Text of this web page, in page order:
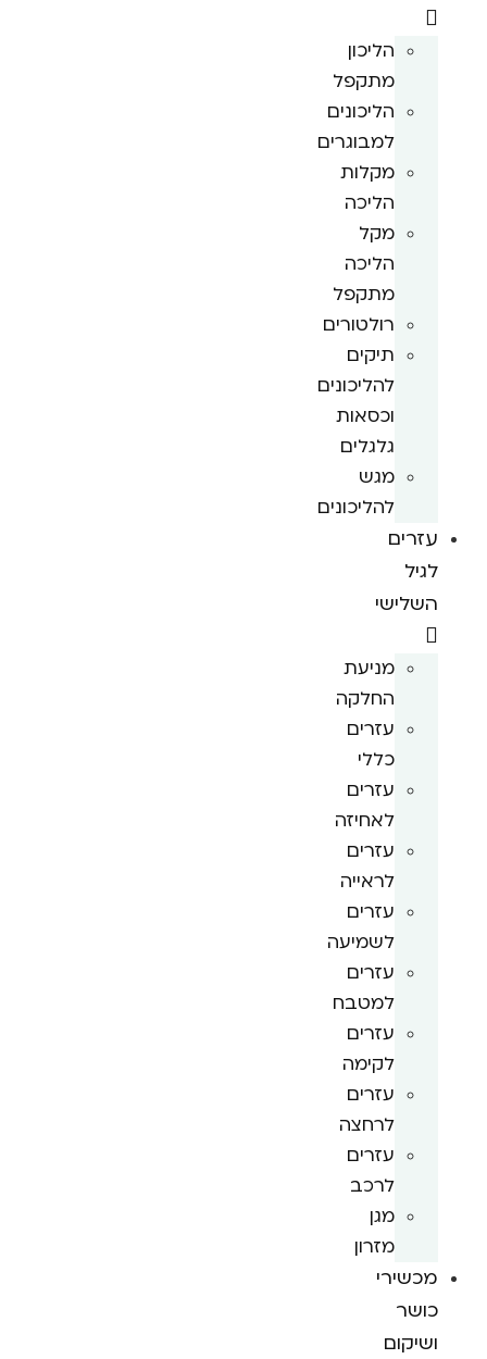
הליכון
מתקפל
הליכונים
למבוגרים
מקלות
הליכה
מקל
הליכה
מתקפל
רולטורים
תיקים
להליכונים
וכסאות
גלגלים
מגש
להליכונים
עזרים
לגיל
השלישי
מניעת
החלקה
עזרים
כללי
עזרים
לאחיזה
עזרים
לראייה
עזרים
לשמיעה
עזרים
למטבח
עזרים
לקימה
עזרים
לרחצה
עזרים
לרכב
מגן
מזרון
מכשירי
כושר
ושיקום